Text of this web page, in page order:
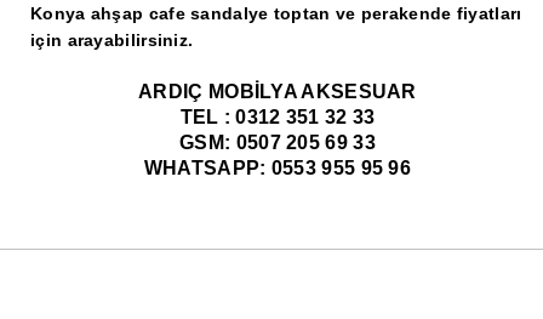
Konya ahşap cafe sandalye toptan ve perakende fiyatları
için arayabilirsiniz.
ARDIÇ MOBİLYA AKSESUAR
TEL : 0312 351 32 33
GSM: 0507 205 69 33
WHATSAPP: 0553 955 95 96